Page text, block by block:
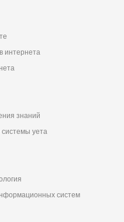
интернета
знаний
уета
систем